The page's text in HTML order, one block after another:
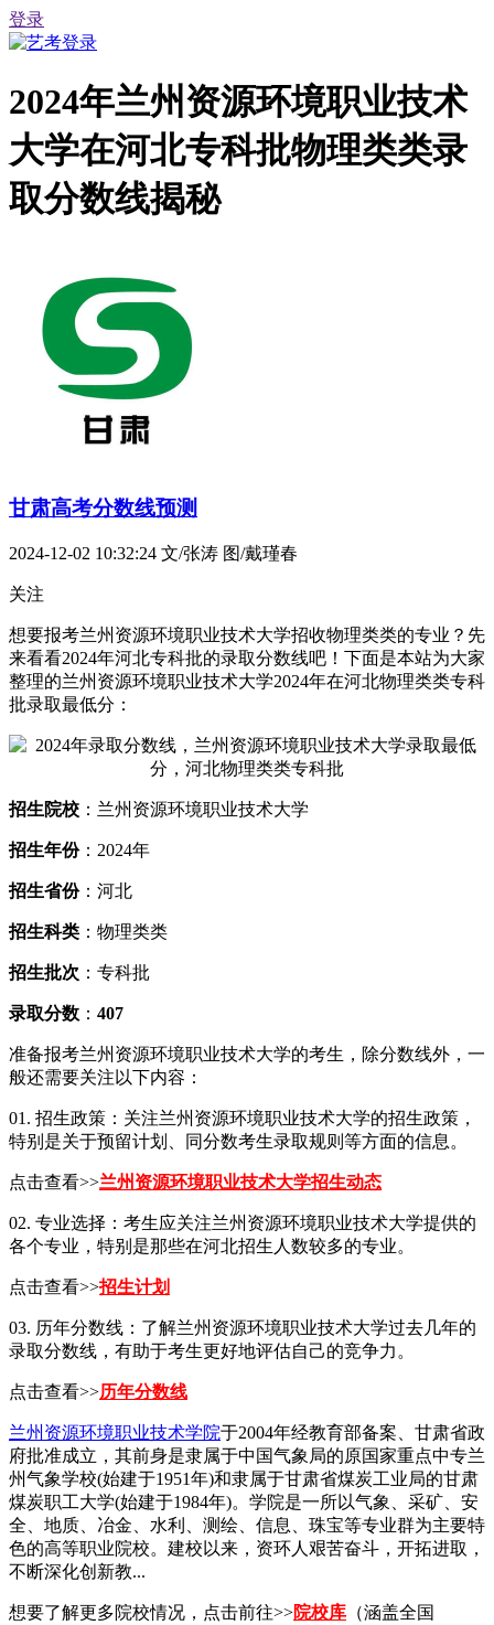
登录
2024年兰州资源环境职业技术
大学在河北专科批物理类类录
取分数线揭秘
甘肃高考分数线预测
2024-12-02 10:32:24 文/张涛 图/戴瑾春
关注
想要报考兰州资源环境职业技术大学招收物理类类的专业？先
来看看2024年河北专科批的录取分数线吧！下面是本站为大家
整理的兰州资源环境职业技术大学2024年在河北物理类类专科
批录取最低分：
招生院校 ：兰州资源环境职业技术大学
招生年份：2024年
招生省份：河北
招生科类 ：物理类类
招生批次 ：专科批
录取分数 ： 407
准备报考兰州资源环境职业技术大学的考生，除分数线外，一
般还需要关注以下内容：
01. 招生政策：关注兰州资源环境职业技术大学的招生政策，
特别是关于预留计划、同分数考生录取规则等方面的信息。
点击查看>>兰州资源环境职业技术大学招生动态
02. 专业选择：考生应关注兰州资源环境职业技术大学提供的
各个专业，特别是那些在河北招生人数较多的专业。
点击查看>>招生计划
03. 历年分数线：了解兰州资源环境职业技术大学过去几年的
录取分数线，有助于考生更好地评估自己的竞争力。
点击查看>>历年分数线
兰州资源环境职业技术学院于2004年经教育部备案、甘肃省政
府批准成立，其前身是隶属于中国气象局的原国家重点中专兰
州气象学校(始建于1951年)和隶属于甘肃省煤炭工业局的甘肃
煤炭职工大学(始建于1984年)。学院是一所以气象、采矿、安
全、地质、冶金、水利、测绘、信息、珠宝等专业群为主要特
色的高等职业院校。建校以来，资环人艰苦奋斗，开拓进取，
不断深化创新教...
想要了解更多院校情况，点击前往>>院校库 （涵盖全国